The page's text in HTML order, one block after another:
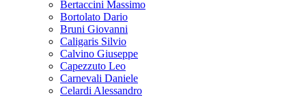
Bertaccini Massimo
Bortolato Dario
Bruni Giovanni
Caligaris Silvio
Calvino Giuseppe
Capezzuto Leo
Carnevali Daniele
Celardi Alessandro